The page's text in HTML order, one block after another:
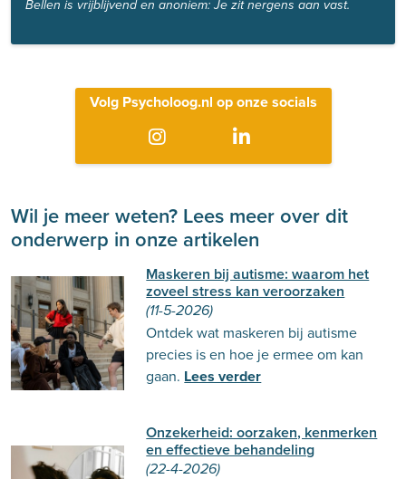
Bellen is vrijblijvend en anoniem: Je zit nergens aan vast.
Volg Psycholoog.nl op onze socials
Wil je meer weten? Lees meer over dit
onderwerp in onze artikelen
Maskeren bij autisme: waarom het
zoveel stress kan veroorzaken
(11-5-2026)
Ontdek wat maskeren bij autisme
precies is en hoe je ermee om kan
gaan. Lees verder
Onzekerheid: oorzaken, kenmerken
en effectieve behandeling
(22-4-2026)